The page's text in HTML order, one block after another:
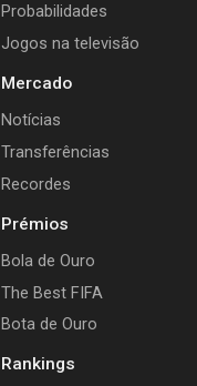
Probabilidades
Jogos na televisão
Mercado
Notícias
Transferências
Recordes
Prémios
Bola de Ouro
The Best FIFA
Bota de Ouro
Rankings